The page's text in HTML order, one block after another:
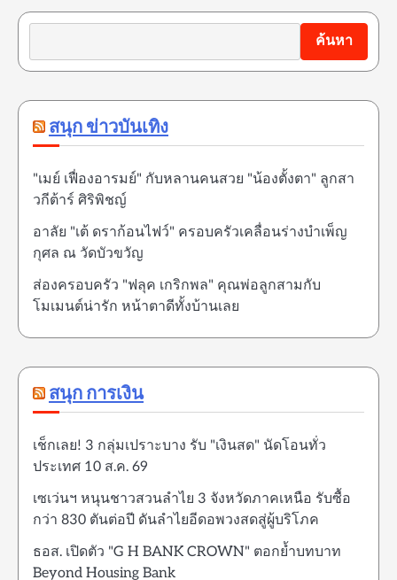
ค้นหา
สนุก ข่าวบันเทิง
"เมย์ เฟื่องอารมย์" กับหลานคนสวย "น้องตั้งตา" ลูกสา
วกีต้าร์ ศิริพิชญ์
อาลัย "เต้ ดราก้อนไฟว์" ครอบครัวเคลื่อนร่างบำเพ็ญ
กุศล ณ วัดบัวขวัญ
ส่องครอบครัว "ฟลุค เกริกพล" คุณพ่อลูกสามกับ
โมเมนต์น่ารัก หน้าตาดีทั้งบ้านเลย
สนุก การเงิน
เช็กเลย! 3 กลุ่มเปราะบาง รับ "เงินสด" นัดโอนทั่ว
ประเทศ 10 ส.ค. 69
เซเว่นฯ หนุนชาวสวนลำไย 3 จังหวัดภาคเหนือ รับซื้อ
กว่า 830 ตันต่อปี ดันลำไยอีดอพวงสดสู่ผู้บริโภค
ธอส. เปิดตัว "G H BANK CROWN" ตอกย้ำบทบาท
Beyond Housing Bank